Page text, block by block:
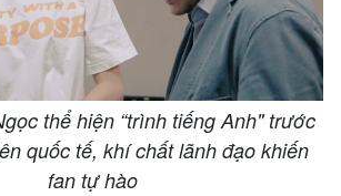
thể hiện “trình tiếng Anh" trước
quốc tế, khí chất lãnh đạo khiến
fan tự hào